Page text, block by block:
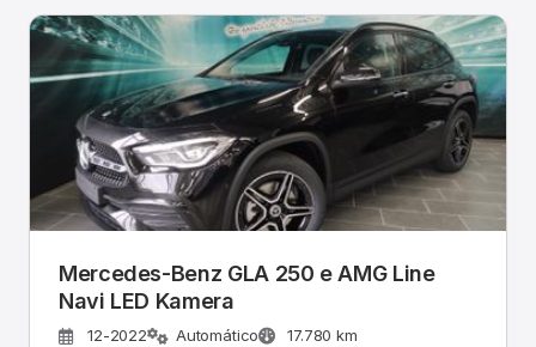
Mercedes-Benz GLA 250 e AMG Line
Navi LED Kamera
12-2022 Automático
17.780 km